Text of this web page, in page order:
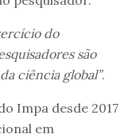
do
são
ciência global”.
Impa desde 2017
em